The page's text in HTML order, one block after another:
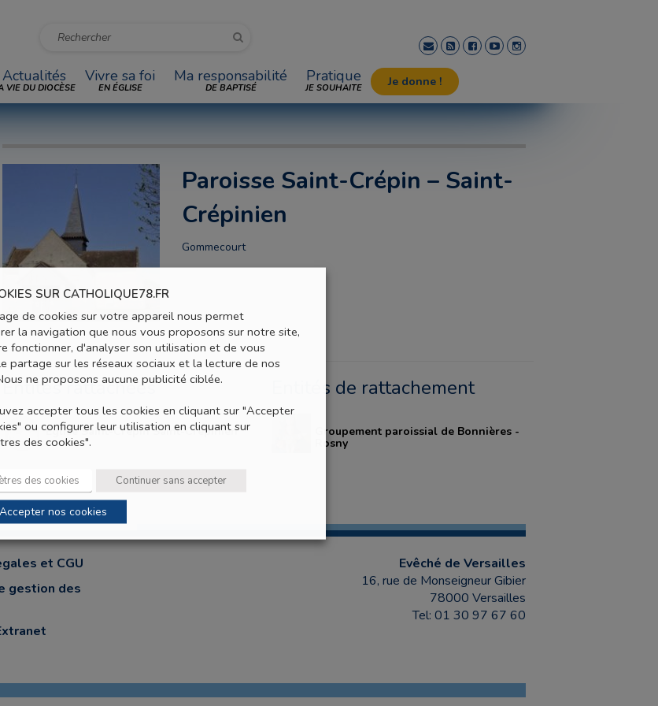
Actualités
VIE DU DIOCÈSE
Vivre sa foi
EN ÉGLISE
Ma responsabilité
DE BAPTISÉ
Pratique
JE SOUHAITE Je donne !
Paroisse Saint-Crépin – Saint-
Crépinien
Gommecourt
Entités rattachées
Eglise Saint-Crépin Saint-Crépinien
Entités de rattachement
Groupement paroissial de Bonnières -
Rosny
et CGU
gestion des
Evêché de Versailles
16, rue de Monseigneur Gibier
78000 Versailles
Tel: 01 30 97 67 60
SUR CATHOLIQUE78.FR
de cookies sur votre appareil nous permet
la navigation que nous vous proposons sur notre site,
fonctionner, d'analyser son utilisation et de vous
partage sur les réseaux sociaux et la lecture de nos
ne proposons aucune publicité ciblée.
accepter tous les cookies en cliquant sur "Accepter
ou configurer leur utilisation en cliquant sur
des cookies".
des cookies Continuer sans accepter
Accepter nos cookies